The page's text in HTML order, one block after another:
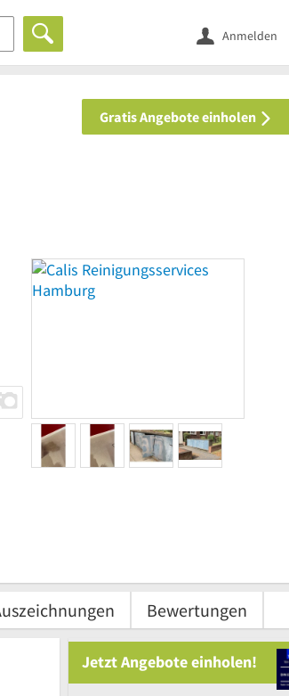
Anmelden
Gratis Angebote einholen
Bewertungen
Jetzt Angebote einholen!